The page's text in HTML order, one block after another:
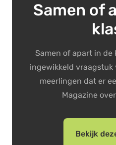
Samen of
Samen of apart in de
ingewikkeld vraagstuk
meerlingen dat er
Magazine
Bekijk